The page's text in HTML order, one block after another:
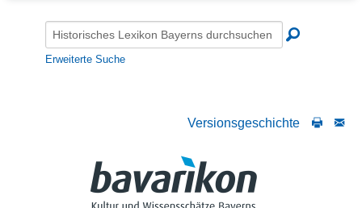
Erweiterte Suche
Versionsgeschichte